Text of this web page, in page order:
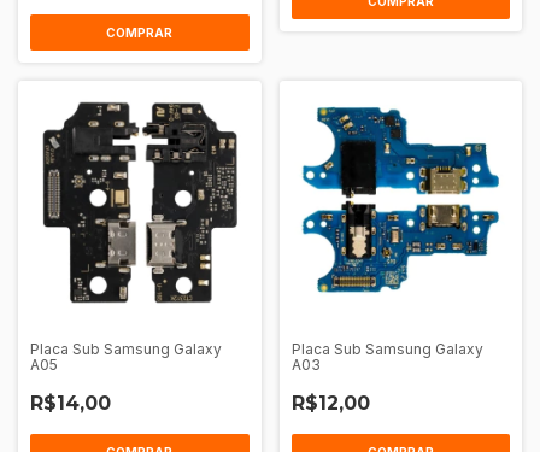
COMPRAR
Placa Sub Samsung Galaxy
A05
R$14,00
Placa Sub Samsung Galaxy
A03
R$12,00